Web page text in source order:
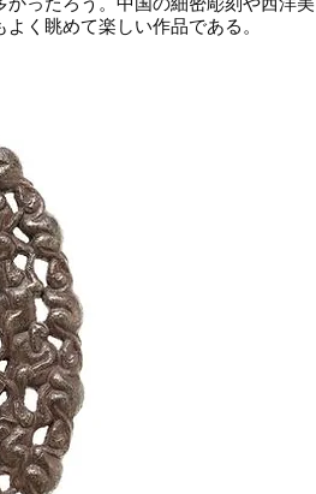
く眺めて楽しい作品である。